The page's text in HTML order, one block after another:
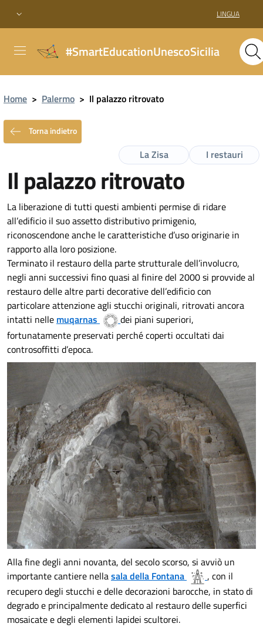
LINGUA
#SmartEducationUnescoSicilia
Home > Palermo > Il palazzo ritrovato
Torna indietro
I restauri
La Zisa
Il palazzo ritrovato
La liberazione di tutti questi ambienti permise di ridare
all’edificio il suo assetto distributivo primigenio,
riconoscendone anche le caratteristiche d’uso originarie in
rapporto alla loro posizione.
Terminato il restauro della parte strutturale dell’involucro,
negli anni successivi fino quasi al finire del 2000 si provvide al
restauro delle altre parti decorative dell’edificio con
particolare attenzione agli stucchi originali, ritrovati ancora
intatti nelle muqarnas
dei piani superiori,
fortunatamente preservati perché coperti occultati dai
controsoffitti d’epoca.
Alla fine degli anni novanta, del secolo scorso, si avviò un
importante cantiere nellasala della Fontana
, con il
recupero degli stucchi e delle decorazioni barocche, in stato di
degrado e principalmente dedicato al restauro delle superfici
mosaicate e degli elementi lapidei scultorei.